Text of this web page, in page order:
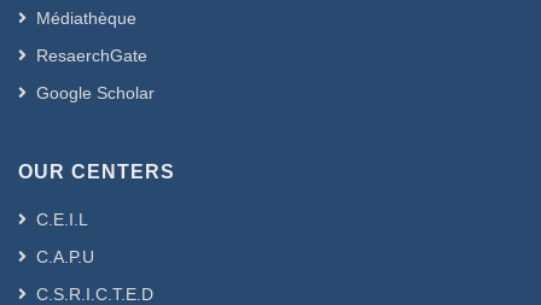
Médiathèque
ResaerchGate
Google Scholar
OUR CENTERS
C.E.I.L
C.A.P.U
C.S.R.I.C.T.E.D